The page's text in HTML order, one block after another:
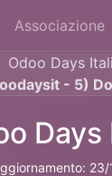
Associazione
- 5)
Days
23/